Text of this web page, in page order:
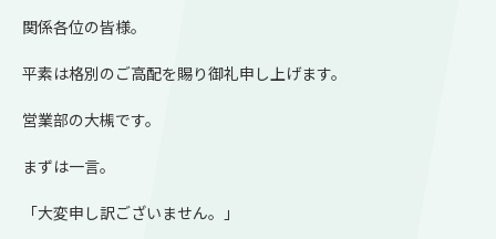
関係各位の皆様。
平素は格別のご高配を賜り御礼申し上げます。
営業部の大槻です。
まずは一言。
「大変申し訳ございません。」